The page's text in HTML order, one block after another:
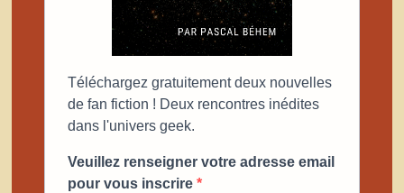
Téléchargez gratuitement deux nouvelles
de fan fiction ! Deux rencontres inédites
dans l'univers geek.
Veuillez renseigner votre adresse email
pour vous inscrire